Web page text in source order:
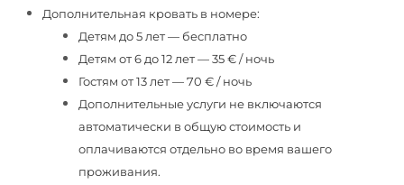
Дополнительная кровать в номере:
Детям до 5 лет — бесплатно
Детям от 6 до 12 лет — 35 € / ночь
Гостям от 13 лет — 70 € / ночь
Дополнительные услуги не включаются
автоматически в общую стоимость и
оплачиваются отдельно во время вашего
проживания.